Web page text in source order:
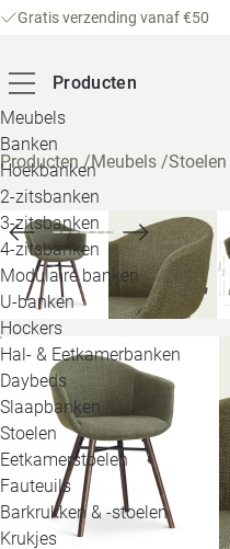
Gratis verzending vanaf €50
Producten
Meubels
Banken
Hoekbanken
2-zitsbanken
3-zitsbanken
4-zitsbanken
Modulaire banken
U-banken
Hockers
Hal- & Eetkamerbanken
Daybeds
Slaapbanken
Stoelen
Eetkamerstoelen
Fauteuils
Barkrukken & -stoelen
Krukjes
Producten/Meubels /Stoelen